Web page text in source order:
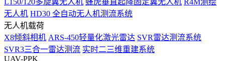
L150/120多旋翼无人机 蜂虎垂直起降固定翼无人机 R4M测绘
无人机 HD30 全自动无人机测流系统
无人机载荷
X8倾斜相机 ARS-450轻量化激光雷达 SVR雷达测流系统
SVR3三合一雷达测流 实时二三维重建系统
UAV-PPK